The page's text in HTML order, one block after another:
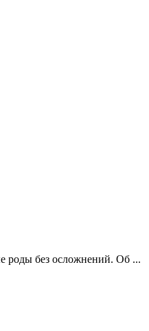
роды без осложнений. Об ...